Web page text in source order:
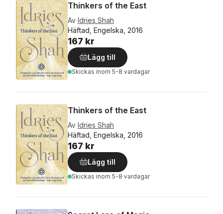
Thinkers of the East
Av Idries Shah
Häftad, Engelska, 2016
167 kr
Lägg till
Skickas inom 5-8 vardagar
Thinkers of the East
Av Idries Shah
Häftad, Engelska, 2016
167 kr
Lägg till
Skickas inom 5-8 vardagar